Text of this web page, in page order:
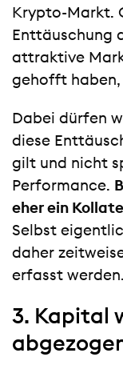
Krypto-Markt.
Enttäuschung
attraktive
gehofft
Dabei dürfen
diese
gilt und nicht
Performance.
eher ein
Selbst
daher
erfasst werden.
3. Kapital